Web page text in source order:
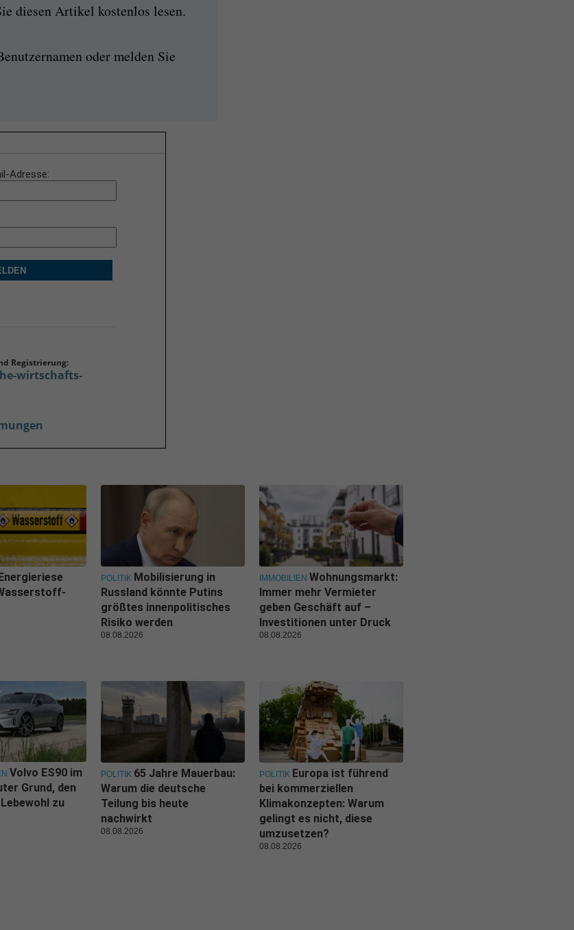
diesen Artikel kostenlos lesen.
oder melden Sie
Adresse
Registrierung:
wirtschafts-
POLITIK Mobilisierung in
Russland könnte Putins
größtes innenpolitisches
Risiko werden
08.08.2026
IMMOBILIEN Wohnungsmarkt:
Immer mehr Vermieter
geben Geschäft auf –
Investitionen unter Druck
08.08.2026
Volvo ES90 im
Grund, den
zu
POLITIK 65 Jahre Mauerbau:
Warum die deutsche
Teilung bis heute
nachwirkt
08.08.2026
POLITIK Europa ist führend
bei kommerziellen
Klimakonzepten: Warum
gelingt es nicht, diese
umzusetzen?
08.08.2026